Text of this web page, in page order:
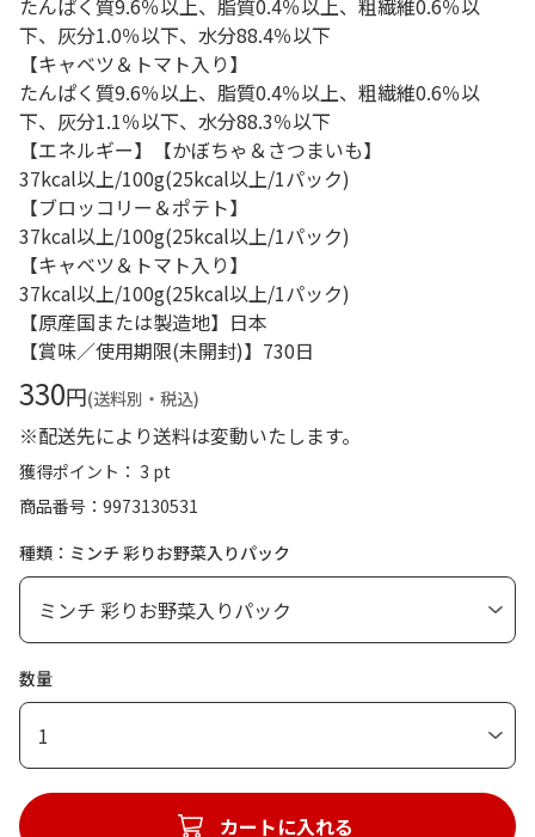
たんぱく質9.6％以上、脂質0.4％以上、粗繊維0.6％以
下、灰分1.0％以下、水分88.4％以下
【キャベツ＆トマト入り】
たんぱく質9.6％以上、脂質0.4％以上、粗繊維0.6％以
下、灰分1.1％以下、水分88.3％以下
【エネルギー】【かぼちゃ＆さつまいも】
37kcal以上/100g(25kcal以上/1パック)
【ブロッコリー＆ポテト】
37kcal以上/100g(25kcal以上/1パック)
【キャベツ＆トマト入り】
37kcal以上/100g(25kcal以上/1パック)
【原産国または製造地】日本
【賞味／使用期限(未開封)】730日
330円(送料別・税込)
※配送先により送料は変動いたします。
獲得ポイント： 3 pt
商品番号
9973130531
種類：ミンチ 彩りお野菜入りパック
数量
1
カートに入れる